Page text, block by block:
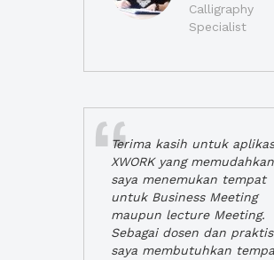
Calligraphy
Specialist
Terima kasih untuk
XWORK yang memudahkan
saya menemukan tempat
untuk Business Meeting
maupun lecture Meeting.
Sebagai dosen dan
saya membutuhkan